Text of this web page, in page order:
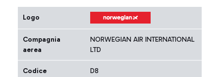
Logo
Compagnia
aerea
NORWEGIAN AIR INTERNATIONAL
LTD
Codice D8